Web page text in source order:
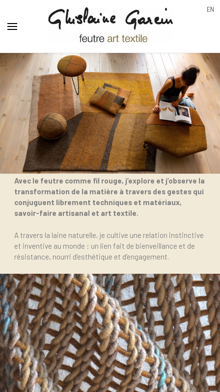
Ghislaine Garcin
maille
feutre
tressage
Une signature singulière
Avec le feutre comme fil rouge, j’explore et j’observe la
transformation de la matière à travers des gestes qui
conjuguent librement techniques et matériaux,
savoir-faire artisanal et art textile.
A travers la laine naturelle, je cultive une relation instinctive
et inventive au monde : un lien fait de bienveillance et de
résistance, nourri d’esthétique et d’engagement.
EN